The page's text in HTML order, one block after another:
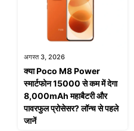
अगस्त 3, 2026
क्या Poco M8 Power
स्मार्टफोन 15000 से कम में देगा
8,000mAh महाबैटरी और
पावरफुल प्रोसेसर? लॉन्च से पहले
जानें